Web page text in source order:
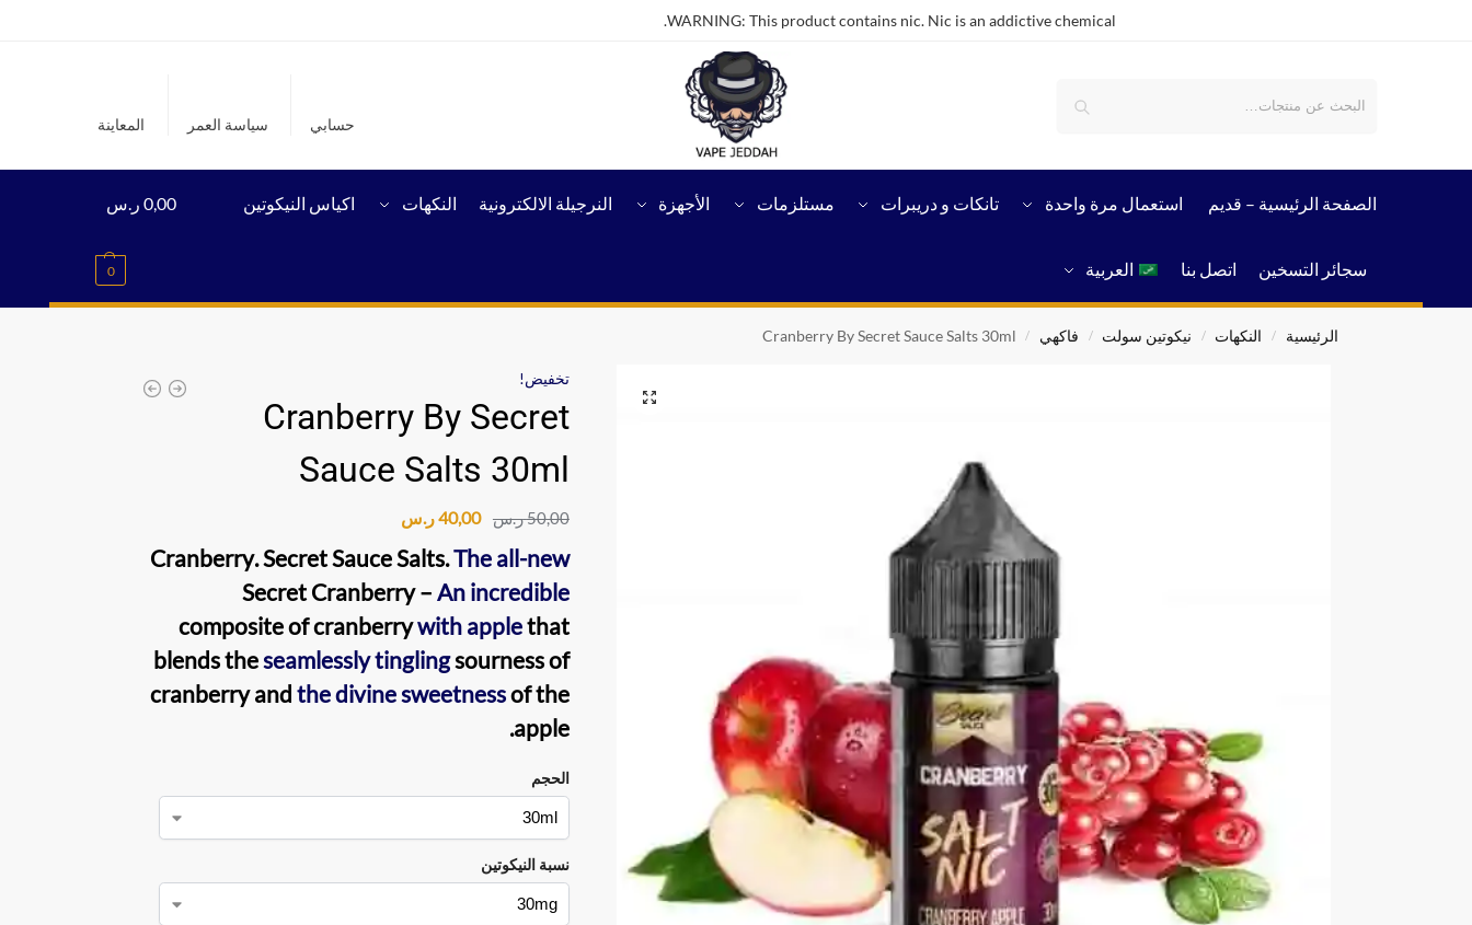
WARNING: This product contains nic. Nic is an addictive chemical.
حسابي سياسة العمر المعاينة
الصفحة الرئيسية – قدیم استعمال مرة واحدة تانكات و دريبرات مستلزمات الأجهزة النرجيلة الالكترونية النكهات اكياس النيكوتين
سجائر التسخين اتصل بنا العربية
0,00 ر.س
0
الرئيسية / النكهات / نيكوتين سولت / فاكهي /
Cranberry By Secret Sauce Salts 30ml
تخفيض!
Cranberry By Secret
Sauce Salts 30ml
50,00ر.س 40,00ر.س
Cranberry.Secret Sauce Salts.The all-new
Secret Cranberry – An incredible
composite ofcranberrywith applethat
blends the seamlessly tinglingsourness of
cranberry and the divine sweetnessof the
apple.
الحجم
نسبة النيكوتين